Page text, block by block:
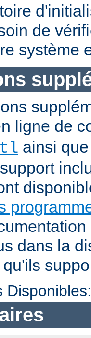
de
système
ligne de
ainsi
dans la
qu'ils